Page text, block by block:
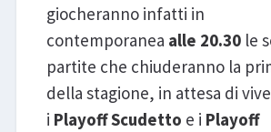
giocheranno infatti in
contemporanea alle 20.30 le
partite che chiuderanno la
della stagione, in attesa di
i Playoff Scudetto e i Playoff